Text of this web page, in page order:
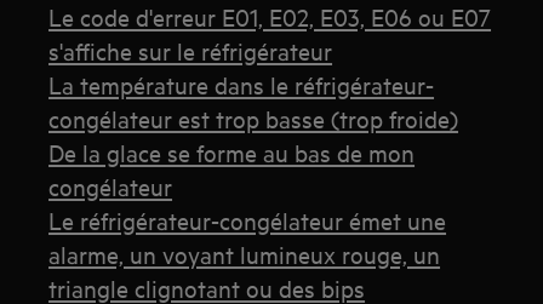
Le code d'erreur E01, E02, E03, E06 ou E07
s'affiche sur le réfrigérateur
La température dans le réfrigérateur-
congélateur est trop basse (trop froide)
De la glace se forme au bas de mon
congélateur
Le réfrigérateur-congélateur émet une
alarme, un voyant lumineux rouge, un
triangle clignotant ou des bips